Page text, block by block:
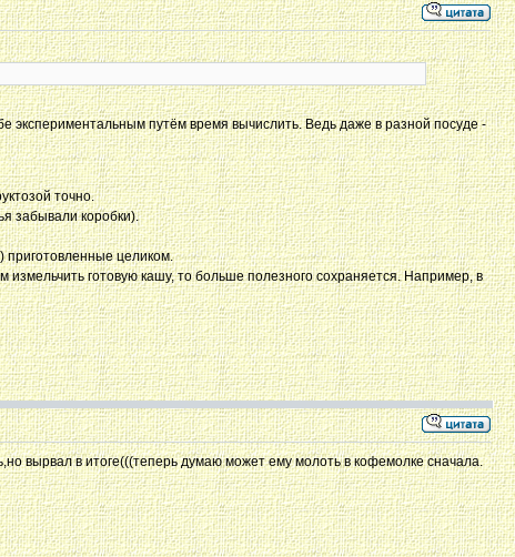
путём время вычислить. Ведь даже в разной посуде -
точно.
забывали коробки).
приготовленные целиком.
готовую кашу, то больше полезного сохраняется. Например, в
вырвал в итоге(((теперь думаю может ему молоть в кофемолке сначала.